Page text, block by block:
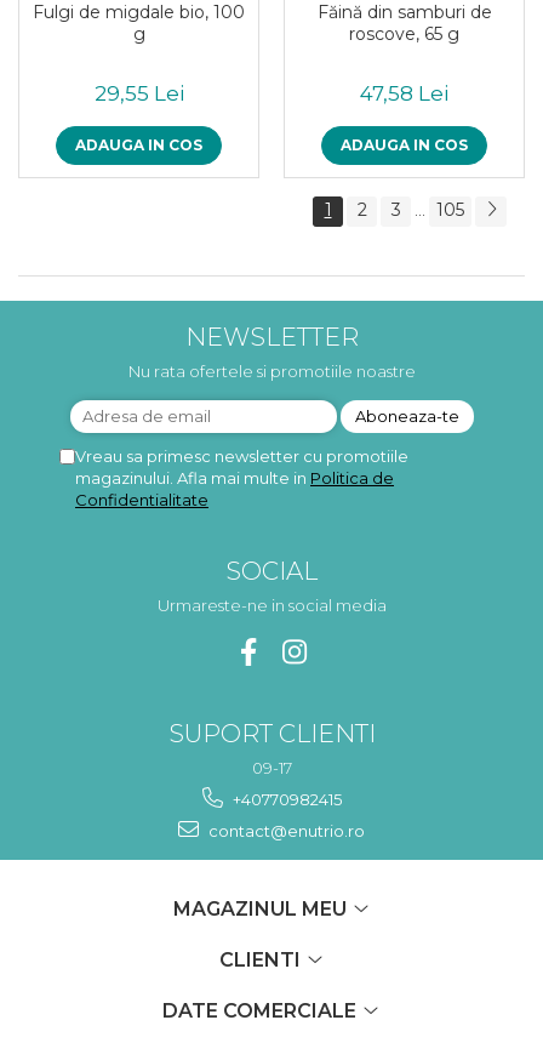
Fulgi de migdale bio, 100
g
29,55 Lei
ADAUGA IN COS
Făină din samburi de
roscove, 65 g
47,58 Lei
ADAUGA IN COS
1 2 3 ... 105
NEWSLETTER
Nu rata ofertele si promotiile noastre
Vreau sa primesc newsletter cu promotiile
magazinului. Afla mai multe in Politica de
Confidentialitate
SOCIAL
Urmareste-ne in social media
SUPORT CLIENTI
09-17
+40770982415
contact@enutrio.ro
MAGAZINUL MEU
CLIENTI
DATE COMERCIALE